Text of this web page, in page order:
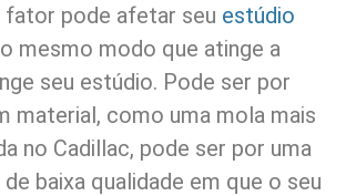
fator pode afetar seu estúdio
mesmo modo que atinge a
seu estúdio. Pode ser por
material, como uma mola mais
no Cadillac, pode ser por uma
baixa qualidade em que o seu